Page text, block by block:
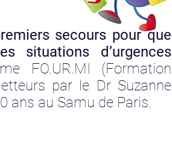
secours pour que
situations d’urgences
FO.UR.MI (Formation
par le Dr Suzanne
ans au Samu de Paris.